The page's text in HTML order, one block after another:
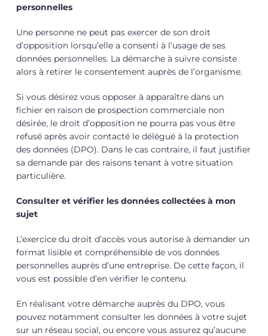
personnelles
Une personne ne peut pas exercer de son droit
d’opposition lorsqu’elle a consenti à l’usage de ses
données personnelles. La démarche à suivre consiste
alors à retirer le consentement auprès de l’organisme.
Si vous désirez vous opposer à apparaître dans un
fichier en raison de prospection commerciale non
désirée, le droit d’opposition ne pourra pas vous être
refusé après avoir contacté le délégué à la protection
des données (DPO). Dans le cas contraire, il faut justifier
sa demande par des raisons tenant à votre situation
particulière.
Consulter et vérifier les données collectées à mon
sujet
L’exercice du droit d’accès vous autorise à demander un
format lisible et compréhensible de vos données
personnelles auprès d’une entreprise. De cette façon, il
vous est possible d’en vérifier le contenu.
En réalisant votre démarche auprès du DPO, vous
pouvez notamment consulter les données à votre sujet
sur un réseau social, ou encore vous assurez qu’aucune